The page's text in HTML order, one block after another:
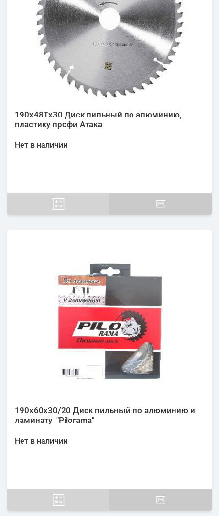
190х48Tх30 Диск пильный по алюминию,
пластику профи Атака
Нет в наличии
190х60х30/20 Диск пильный по алюминию и
ламинату "Pilorama"
Нет в наличии